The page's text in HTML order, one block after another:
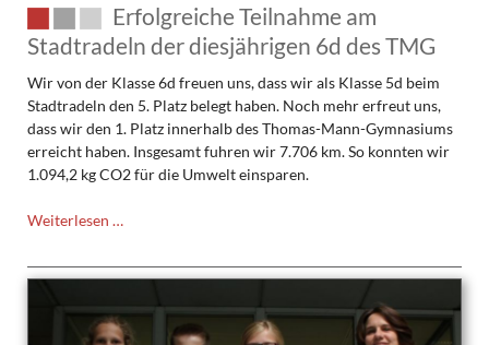
Erfolgreiche Teilnahme am
Stadtradeln der diesjährigen 6d des TMG
Wir von der Klasse 6d freuen uns, dass wir als Klasse 5d beim
Stadtradeln den 5. Platz belegt haben. Noch mehr erfreut uns,
dass wir den 1. Platz innerhalb des Thomas-Mann-Gymnasiums
erreicht haben. Insgesamt fuhren wir 7.706 km. So konnten wir
1.094,2 kg CO2 für die Umwelt einsparen.
Weiterlesen …
am
der
diesjährigen